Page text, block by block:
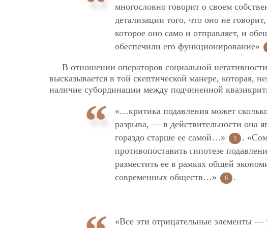
многословно говорит о своем
детализации того, что оно не
которое оно само и отправляет, и
обеспечили его функционирование»
В отношении операторов социальной
высказывается в той скептической манере, которая,
наличие субординации между подчиненной
«…критика подавления может
разрыва, — в действительности она
гораздо старше ее самой…»
5
.
противопоставить гипотезе
разместить ее в рамках общей
современных обществ…»
6 .
«Все эти отрицательные элементы —